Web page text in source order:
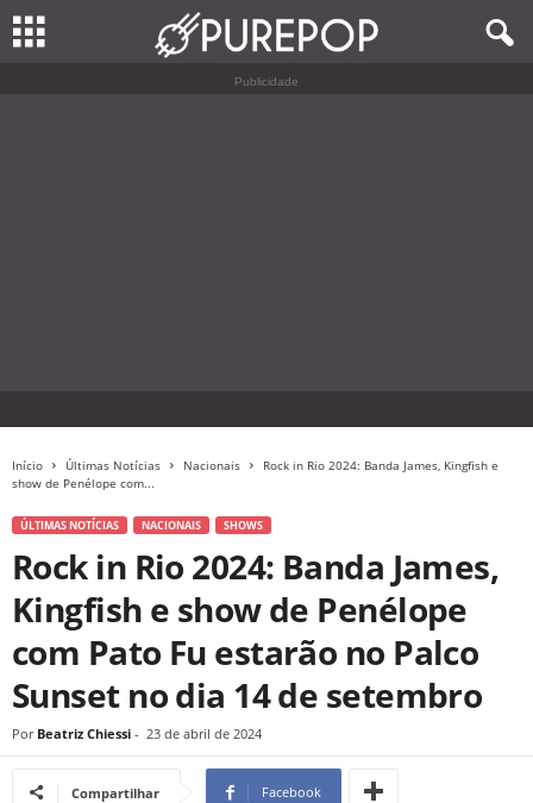
Publicidade
Início Últimas Notícias Nacionais
Rock in Rio 2024: Banda James, Kingfish e
show de Penélope com...
ÚLTIMAS NOTÍCIAS NACIONAIS SHOWS
Rock in Rio 2024: Banda James,
Kingfish e show de Penélope
com Pato Fu estarão no Palco
Sunset no dia 14 de setembro
Por Beatriz Chiessi - 23 de abril de 2024
Compartilhar Facebook